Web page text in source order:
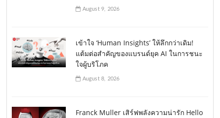
August 9, 2026
เข้าใจ ‘Human Insights’ ให้ลึกกว่าเดิม!
แต้มต่อสำคัญของแบรนด์ยุค AI ในการชนะ
ใจผู้บริโภค
August 8, 2026
Franck Muller เสิร์ฟพลังความน่ารัก Hello